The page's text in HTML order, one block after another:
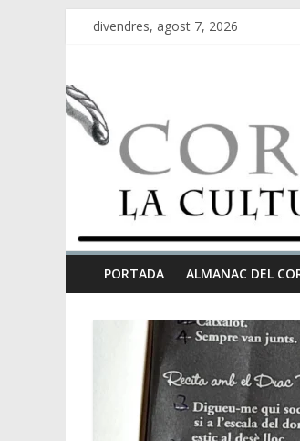
divendres, agost 7, 2026
PORTADA ALMANAC DEL